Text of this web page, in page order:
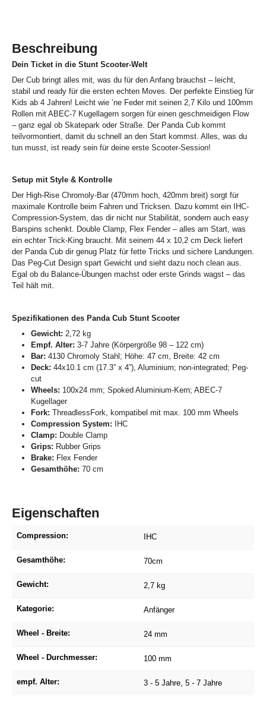
Beschreibung
Dein Ticket in die Stunt Scooter-Welt
Der Cub bringt alles mit, was du für den Anfang brauchst – leicht,
stabil und ready für die ersten echten Moves. Der perfekte Einstieg für
Kids ab 4 Jahren! Leicht wie ’ne Feder mit seinen 2,7 Kilo und 100mm
Rollen mit ABEC-7 Kugellagern sorgen für einen geschmeidigen Flow
– ganz egal ob Skatepark oder Straße. Der Panda Cub kommt
teilvormontiert, damit du schnell an den Start kommst. Alles, was du
tun musst, ist ready sein für deine erste Scooter-Session!
Setup mit Style & Kontrolle
Der High-Rise Chromoly-Bar (470mm hoch, 420mm breit) sorgt für
maximale Kontrolle beim Fahren und Tricksen. Dazu kommt ein IHC-
Compression-System, das dir nicht nur Stabilität, sondern auch easy
Barspins schenkt. Double Clamp, Flex Fender – alles am Start, was
ein echter Trick-King braucht. Mit seinem 44 x 10,2 cm Deck liefert
der Panda Cub dir genug Platz für fette Tricks und sichere Landungen.
Das Peg-Cut Design spart Gewicht und sieht dazu noch clean aus.
Egal ob du Balance-Übungen machst oder erste Grinds wagst – das
Teil hält mit.
Spezifikationen des Panda Cub Stunt Scooter
Gewicht: 2,72 kg
Empf. Alter: 3-7 Jahre (Körpergröße 98 – 122 cm)
Bar: 4130 Chromoly Stahl; Höhe: 47 cm, Breite: 42 cm
Deck: 44x10.1 cm (17.3” x 4”), Aluminium; non-integrated; Peg-
cut
Wheels: 100x24 mm; Spoked Aluminium-Kern; ABEC-7
Kugellager
Fork: ThreadlessFork, kompatibel mit max. 100 mm Wheels
Compression System: IHC
Clamp: Double Clamp
Grips: Rubber Grips
Brake: Flex Fender
Gesamthöhe: 70 cm
Eigenschaften
Compression: IHC
Gesamthöhe: 70cm
Gewicht: 2,7 kg
Kategorie: Anfänger
Wheel - Breite: 24 mm
Wheel - Durchmesser: 100 mm
empf. Alter: 3 - 5 Jahre , 5 - 7 Jahre